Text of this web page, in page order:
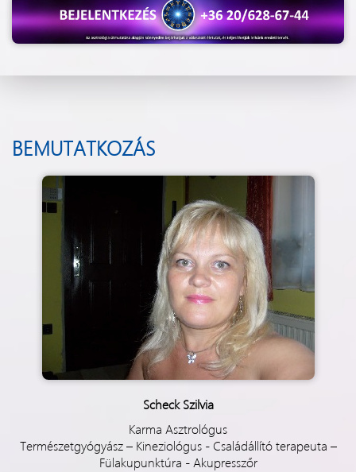
BEMUTATKOZÁS
Scheck Szilvia
Karma Asztrológus
Természetgyógyász – Kineziológus - Családállító terapeuta –
Fülakupunktúra - Akupresszőr